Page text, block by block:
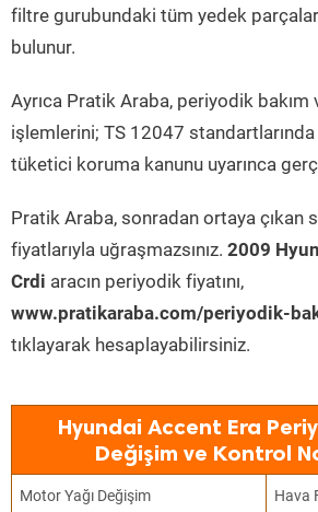
filtre gurubundaki tüm yedek
bulunur.
Ayrıca Pratik Araba, periyodik bakım
işlemlerini; TS 12047 standartlarında
tüketici koruma kanunu uyarınca
Pratik Araba, sonradan ortaya çıkan
fiyatlarıyla uğraşmazsınız. 2009
Crdi aracın periyodik fiyatını,
www.pratikaraba.com/periyodik-
tıklayarak hesaplayabilirsiniz.
Hyundai Accent Era
Değişim ve Kontrol
Motor Yağı Değişim Hava